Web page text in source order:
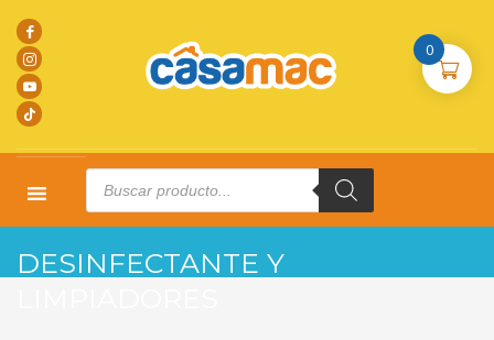
Products
search
DESINFECTANTE Y
0